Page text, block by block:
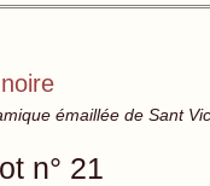
émaillée de Sant
n° 21